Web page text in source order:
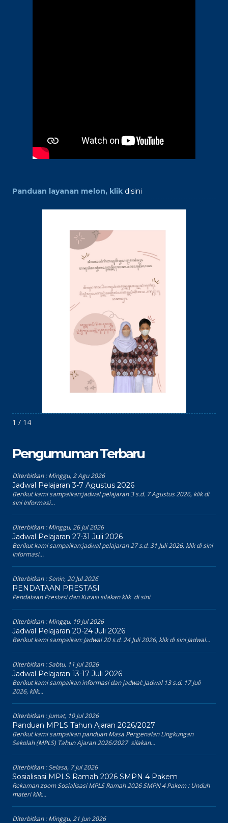
Panduan layanan melon, klik disini
1 / 14
Pengumuman Terbaru
Diterbitkan :Minggu, 2 Agu 2026
Jadwal Pelajaran 3-7 Agustus 2026
Berikut kami sampaikan:jadwal pelajaran 3 s.d. 7 Agustus 2026, klik di
sini Informasi...
Diterbitkan :Minggu, 26 Jul 2026
Jadwal Pelajaran 27-31 Juli 2026
Berikut kami sampaikan:jadwal pelajaran 27 s.d. 31 Juli 2026, klik di sini
Informasi...
Diterbitkan :Senin, 20 Jul 2026
PENDATAAN PRESTASI
Pendataan Prestasi dan Kurasi silakan klik di sini
Diterbitkan :Minggu, 19 Jul 2026
Jadwal Pelajaran 20-24 Juli 2026
Berikut kami sampaikan: Jadwal 20 s.d. 24 Juli 2026, klik di sini Jadwal...
Diterbitkan :Sabtu, 11 Jul 2026
Jadwal Pelajaran 13-17 Juli 2026
Berikut kami sampaikan informasi dan jadwal: Jadwal 13 s.d. 17 Juli
2026, klik...
Diterbitkan :Jumat, 10 Jul 2026
Panduan MPLS Tahun Ajaran 2026/2027
Berikut kami sampaikan panduan Masa Pengenalan Lingkungan
Sekolah (MPLS) Tahun Ajaran 2026/2027 silakan...
Diterbitkan :Selasa, 7 Jul 2026
Sosialisasi MPLS Ramah 2026 SMPN 4 Pakem
Rekaman zoom Sosialisasi MPLS Ramah 2026 SMPN 4 Pakem : Unduh
materi klik...
Diterbitkan :Minggu, 21 Jun 2026